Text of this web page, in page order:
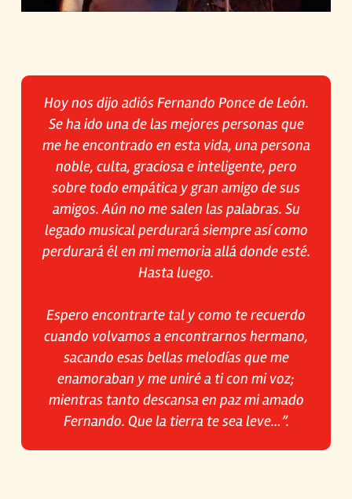
Hoy nos dijo adiós Fernando Ponce de León.
Se ha ido una de las mejores personas que
me he encontrado en esta vida, una persona
noble, culta, graciosa e inteligente, pero
sobre todo empática y gran amigo de sus
amigos. Aún no me salen las palabras. Su
legado musical perdurará siempre así como
perdurará él en mi memoria allá donde esté.
Hasta luego.
Espero encontrarte tal y como te recuerdo
cuando volvamos a encontrarnos hermano,
sacando esas bellas melodías que me
enamoraban y me uniré a ti con mi voz;
mientras tanto descansa en paz mi amado
Fernando. Que la tierra te sea leve…”.